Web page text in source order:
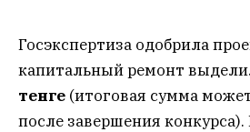
Госэкспертиза одобрила
капитальный ремонт
тенге (итоговая сумма
после завершения конкурса).